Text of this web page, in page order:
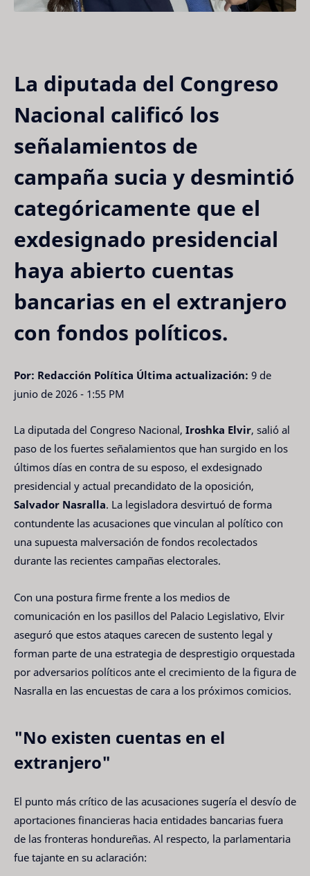
La diputada del Congreso
Nacional calificó los
señalamientos de
campaña sucia y desmintió
categóricamente que el
exdesignado presidencial
haya abierto cuentas
bancarias en el extranjero
con fondos políticos.
Por: Redacción Política Última actualización: 9 de
junio de 2026 - 1:55 PM
La diputada del Congreso Nacional, Iroshka Elvir, salió al
paso de los fuertes señalamientos que han surgido en los
últimos días en contra de su esposo, el exdesignado
presidencial y actual precandidato de la oposición,
Salvador Nasralla. La legisladora desvirtuó de forma
contundente las acusaciones que vinculan al político con
una supuesta malversación de fondos recolectados
durante las recientes campañas electorales.
Con una postura firme frente a los medios de
comunicación en los pasillos del Palacio Legislativo, Elvir
aseguró que estos ataques carecen de sustento legal y
forman parte de una estrategia de desprestigio orquestada
por adversarios políticos ante el crecimiento de la figura de
Nasralla en las encuestas de cara a los próximos comicios.
"No existen cuentas en el
extranjero"
El punto más crítico de las acusaciones sugería el desvío de
aportaciones financieras hacia entidades bancarias fuera
de las fronteras hondureñas. Al respecto, la parlamentaria
fue tajante en su aclaración: